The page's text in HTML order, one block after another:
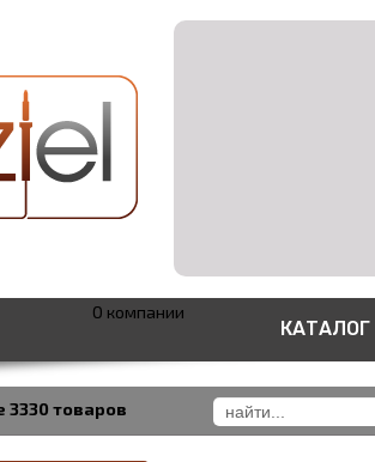
3330 товаров
О компании
КАТАЛОГ